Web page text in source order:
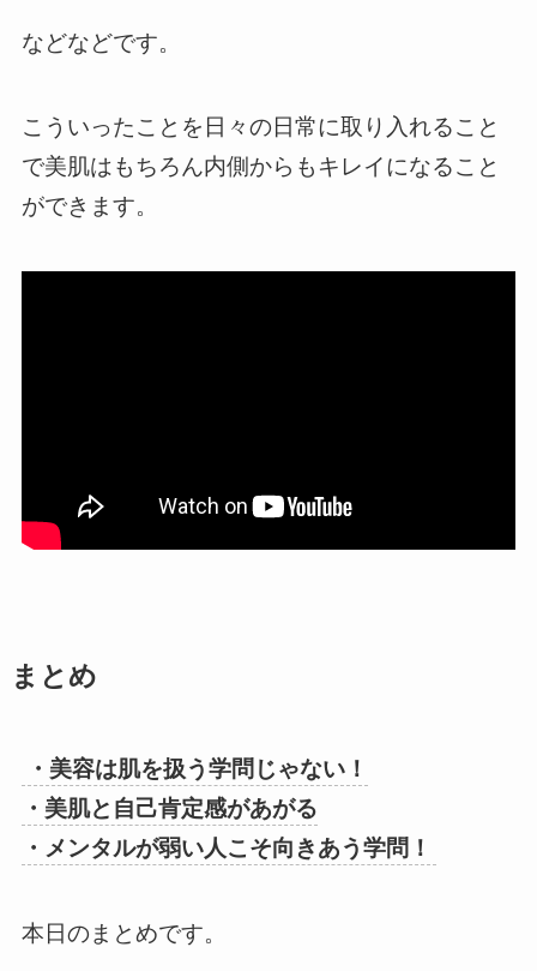
などなどです。
こういったことを日々の日常に取り入れること
で美肌はもちろん内側からもキレイになること
ができます。
まとめ
・美容は肌を扱う学問じゃない！
・美肌と自己肯定感があがる
・メンタルが弱い人こそ向きあう学問！
本日のまとめです。